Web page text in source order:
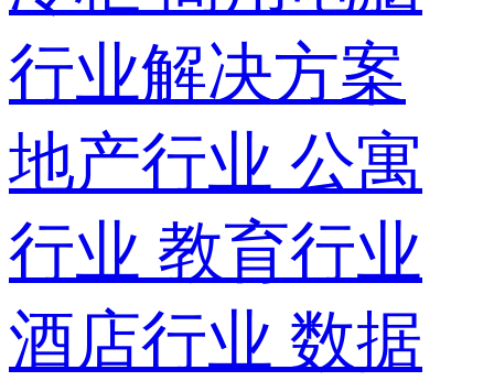
行业解决方案
地产行业 公寓
行业 教育行业
酒店行业 数据